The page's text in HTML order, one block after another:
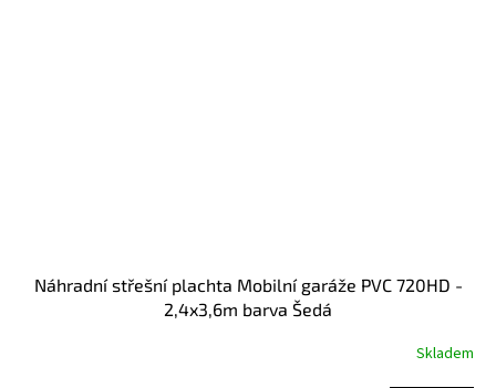
Náhradní střešní plachta Mobilní garáže PVC 720HD -
2,4x3,6m barva Šedá
Skladem